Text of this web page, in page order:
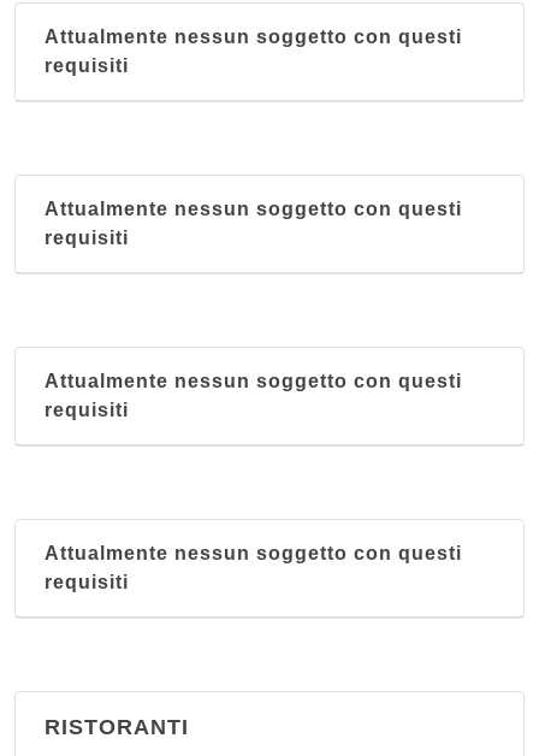
Attualmente nessun soggetto con questi
requisiti
Attualmente nessun soggetto con questi
requisiti
Attualmente nessun soggetto con questi
requisiti
Attualmente nessun soggetto con questi
requisiti
RISTORANTI